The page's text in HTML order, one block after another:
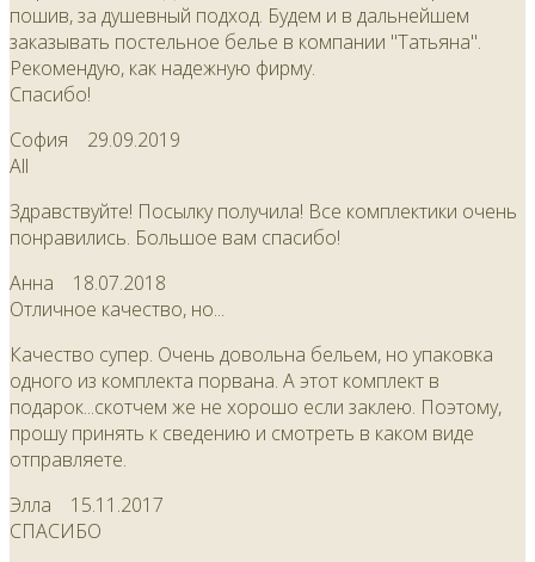
пошив, за душевный подход. Будем и в дальнейшем
заказывать постельное белье в компании "Татьяна".
Рекомендую, как надежную фирму.
Спасибо!
София 29.09.2019
All
Здравствуйте! Посылку получила! Все комплектики очень
понравились. Большое вам спасибо!
Анна 18.07.2018
Отличное качество, но...
Качество супер. Очень довольна бельем, но упаковка
одного из комплекта порвана. А этот комплект в
подарок...скотчем же не хорошо если заклею. Поэтому,
прошу принять к сведению и смотреть в каком виде
отправляете.
Элла 15.11.2017
СПАСИБО